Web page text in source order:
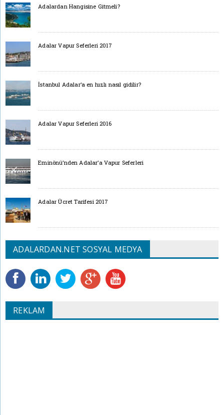
Adalardan Hangisine Gitmeli?
Adalar Vapur Seferleri 2017
İstanbul Adalar’a en hızlı nasıl gidilir?
Adalar Vapur Seferleri 2016
Eminönü’nden Adalar’a Vapur Seferleri
Adalar Ücret Tarifesi 2017
ADALARDAN.NET SOSYAL MEDYA
REKLAM